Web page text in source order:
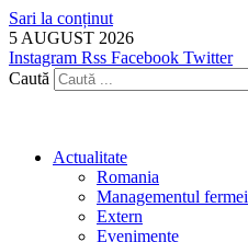
Sari la conținut
5 AUGUST 2026
Instagram Rss Facebook Twitter
Caută
Actualitate
Romania
Managementul fermei
Extern
Evenimente